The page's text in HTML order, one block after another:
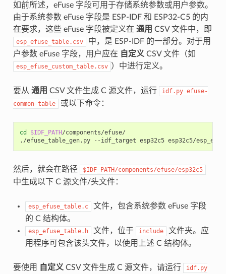
如前所述，eFuse 字段可用于存储系统参数或用户参数。
由于系统参数 eFuse 字段是 ESP-IDF 和 ESP32-C5 的内
在要求，这些 eFuse 字段被定义在 通用 CSV 文件中，即
esp_efuse_table.csv
中，是 ESP-IDF 的一部分。对于用
户参数 eFuse 字段，用户应在 自定义 CSV 文件（如
esp_efuse_custom_table.csv ）中进行定义。
要从 通用 CSV 文件生成 C 源文件，运行 idf.py efuse-
common-table
或以下命令：
cd $IDF_PATH/components/efuse/
./efuse_table_gen.py
--idf_target esp32c5
然后，就会在路径 $IDF_PATH/components/efuse/esp32c5
中生成以下 C 源文件/头文件：
esp_efuse_table.c
文件，包含系统参数 eFuse 字段
的 C 结构体。
esp_efuse_table.h 文件，位于 include
文件夹。应
用程序可包含该头文件，以使用上述 C 结构体。
要使用 自定义 CSV 文件生成 C 源文件，请运行
idf.py